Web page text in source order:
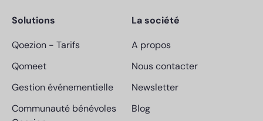
Solutions
Qoezion - Tarifs
Qomeet
Gestion événementielle
Communauté bénévoles
La société
A propos
Nous contacter
Newsletter
Blog